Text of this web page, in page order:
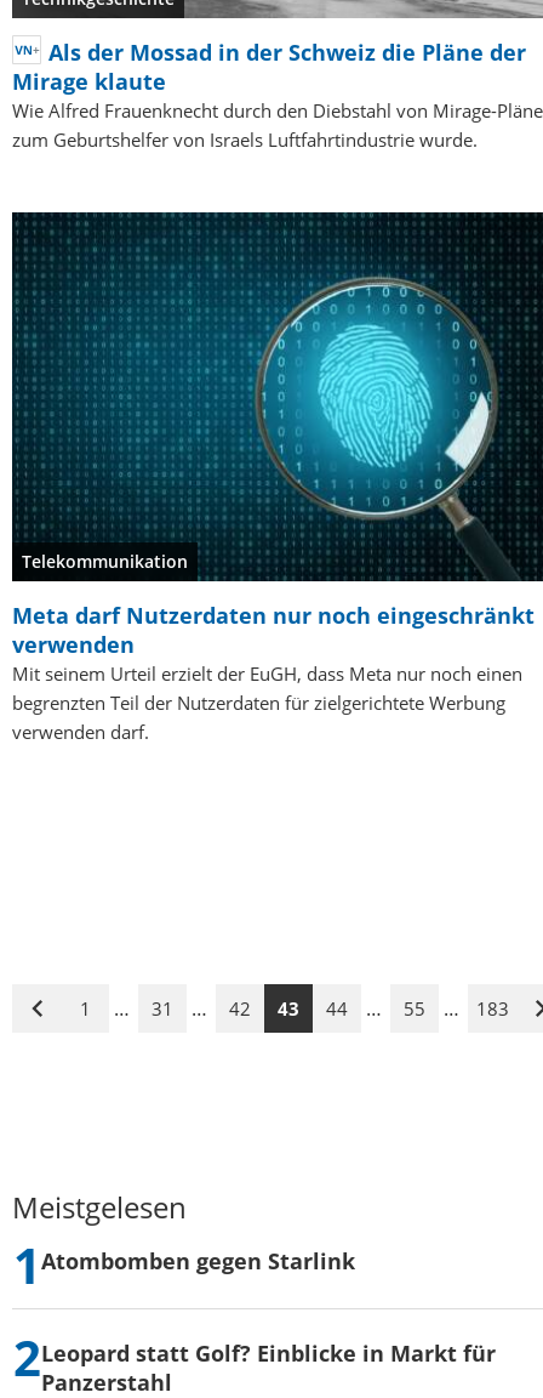
Als der Mossad in der Schweiz die Pläne der
Mirage klaute
Wie Alfred Frauenknecht durch den Diebstahl von Mirage-
zum Geburtshelfer von Israels Luftfahrtindustrie wurde.
Telekommunikation
Meta darf Nutzerdaten nur noch eingeschränkt
verwenden
Mit seinem Urteil erzielt der EuGH, dass Meta nur noch einen
begrenzten Teil der Nutzerdaten für zielgerichtete Werbung
verwenden darf.
Vorige
1 … 31 … 42 43 44 … 55 … 183
Meistgelesen
Atombomben gegen Starlink
Leopard statt Golf? Einblicke in Markt für
Panzerstahl